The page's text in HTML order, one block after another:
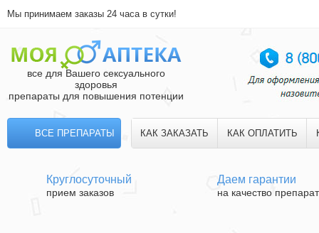
Мы принимаем заказы 24 часа в сутки!
все для Вашего сексуального
здоровья
препараты для повышения потенции
ВСЕ ПРЕПАРАТЫ КАК ЗАКАЗАТЬ КАК ОПЛАТИТЬ
Круглосуточный
прием заказов
Даем гарантии
на качество